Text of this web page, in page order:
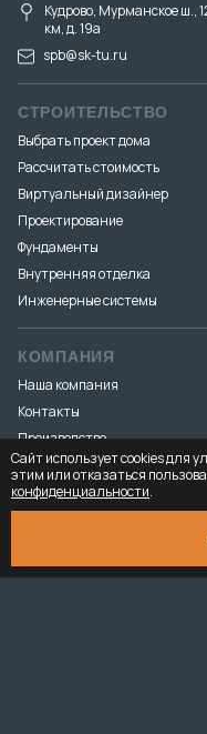
Кудрово, Мурманское ш.,
км, д. 19a
spb@sk-tu.ru
СТРОИТЕЛЬСТВО
Выбрать проект дома
Рассчитать стоимость
Виртуальный дизайнер
Проектирование
Фундаменты
Внутренняя отделка
Инженерные системы
КОМПАНИЯ
Наша компания
Контакты
Производство
Разработка и продвижение
Сайт использует cookies для
этим или отказаться
конфиденциальности.